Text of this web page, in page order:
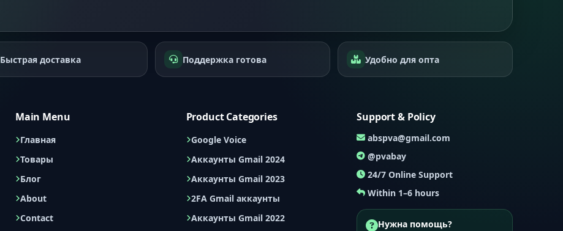
Быстрая доставка Поддержка готова Удобно для опта
Main Menu
Главная
Товары
Блог
About
Contact
Product Categories
Google Voice
Аккаунты Gmail 2024
Аккаунты Gmail 2023
2FA Gmail аккаунты
Аккаунты Gmail 2022
Support & Policy
abspva@gmail.com
@pvabay
24/7 Online Support
Within 1–6 hours
Нужна помощь?